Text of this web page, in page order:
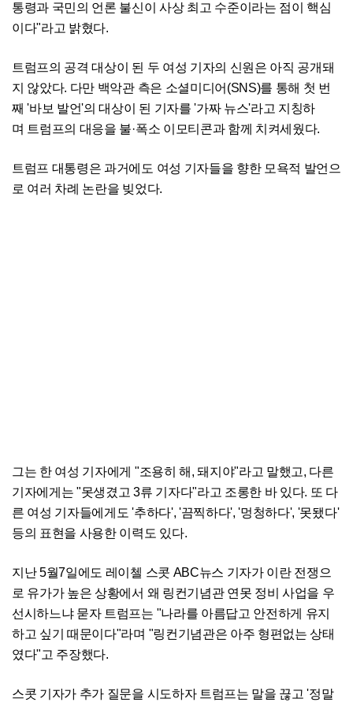
통령과 국민의 언론 불신이 사상 최고 수준이라는 점이 핵심
이다"라고 밝혔다.
트럼프의 공격 대상이 된 두 여성 기자의 신원은 아직 공개돼
지 않았다. 다만 백악관 측은 소셜미디어(SNS)를 통해 첫 번
째 '바보 발언'의 대상이 된 기자를 '가짜 뉴스'라고 지칭하
며 트럼프의 대응을 불·폭소 이모티콘과 함께 치켜세웠다.
트럼프 대통령은 과거에도 여성 기자들을 향한 모욕적 발언으
로 여러 차례 논란을 빚었다.
그는 한 여성 기자에게 "조용히 해, 돼지야"라고 말했고, 다른
기자에게는 "못생겼고 3류 기자다"라고 조롱한 바 있다. 또 다
른 여성 기자들에게도 '추하다', '끔찍하다', '멍청하다', '못됐다'
등의 표현을 사용한 이력도 있다.
지난 5월7일에도 레이첼 스콧 ABC뉴스 기자가 이란 전쟁으
로 유가가 높은 상황에서 왜 링컨기념관 연못 정비 사업을 우
선시하느냐 묻자 트럼프는 "나라를 아름답고 안전하게 유지
하고 싶기 때문이다"라며 "링컨기념관은 아주 형편없는 상태
였다"고 주장했다.
스콧 기자가 추가 질문을 시도하자 트럼프는 말을 끊고 '정말